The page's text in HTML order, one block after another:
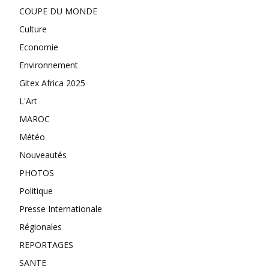
COUPE DU MONDE
Culture
Economie
Environnement
Gitex Africa 2025
L'Art
MAROC
Météo
Nouveautés
PHOTOS
Politique
Presse Internationale
Régionales
REPORTAGES
SANTE